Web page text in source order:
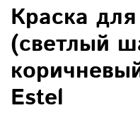
Краска
(светлый
Estel